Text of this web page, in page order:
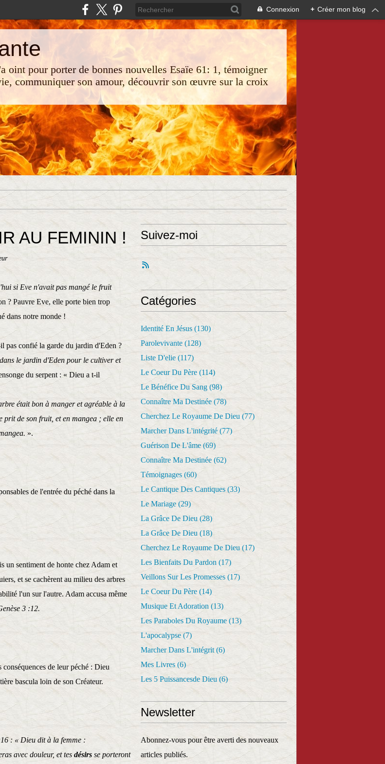
Connexion + Créer mon blog
oint pour porter de bonnes nouvelles Esaïe 61: 1, témoigner
communiquer son amour, découvrir son œuvre sur la croix
AU FEMININ !
si Eve n'avait pas mangé le fruit
? Pauvre Eve, elle porte bien trop
dans notre monde !
pas confié la garde du jardin d'Eden ?
le jardin d'Eden pour le cultiver et
du serpent : « Dieu a t-il
était bon à manger et agréable à la
de son fruit, et en mangea ; elle en
».
de l'entrée du péché dans la
un sentiment de honte chez Adam et
et se cachèrent au milieu des arbres
l'un sur l'autre. Adam accusa même
3 :12.
de leur péché : Dieu
bascula loin de son Créateur.
: « Dieu dit à la femme :
avec douleur, et tes désirs se porteront
Suivez-moi
Catégories
Identité En Jésus (130)
Parolevivante (128)
Liste D'elie (117)
Le Coeur Du Père (114)
Le Bénéfice Du Sang (98)
Connaître Ma Destinée (78)
Cherchez Le Royaume De Dieu (77)
Marcher Dans L'intégrité (77)
Guérison De L'âme (69)
Connaître Ma Destinée (62)
Témoignages (60)
Le Cantique Des Cantiques (33)
Le Mariage (29)
La Grâce De Dieu (28)
La Grâce De Dieu (18)
Cherchez Le Royaume De Dieu (17)
Les Bienfaits Du Pardon (17)
Veillons Sur Les Promesses (17)
Le Coeur Du Père (14)
Musique Et Adoration (13)
Les Paraboles Du Royaume (13)
L'apocalypse (7)
Marcher Dans L'intégrit (6)
Mes Livres (6)
Les 5 Puissancesde Dieu (6)
Newsletter
Abonnez-vous pour être averti des nouveaux
articles publiés.